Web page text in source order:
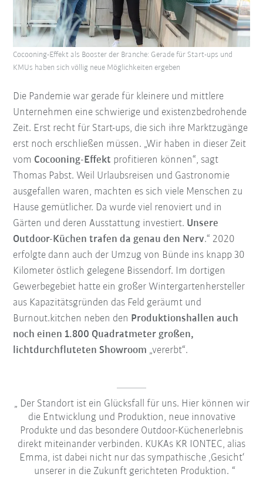
Die Pandemie war gerade für kleinere und mittlere
Unternehmen eine schwierige und existenzbedrohende
Zeit. Erst recht für Start-ups, die sich ihre Marktzugänge
erst noch erschließen müssen. „Wir haben in dieser Zeit
vom Cocooning-Effekt profitieren können“, sagt
Thomas Pabst. Weil Urlaubsreisen und Gastronomie
ausgefallen waren, machten es sich viele Menschen zu
Hause gemütlicher. Da wurde viel renoviert und in
Gärten und deren Ausstattung investiert. Unsere
Outdoor-Küchen trafen da genau den Nerv.“ 2020
erfolgte dann auch der Umzug von Bünde ins knapp 30
Kilometer östlich gelegene Bissendorf. Im dortigen
Gewerbegebiet hatte ein großer Wintergartenhersteller
aus Kapazitätsgründen das Feld geräumt und
Burnout.kitchen neben den Produktionshallen auch
noch einen 1.800 Quadratmeter großen,
lichtdurchfluteten Showroom „vererbt“.
Cocooning-Effekt als Booster der Branche: Gerade für Start-ups und
KMUs haben sich völlig neue Möglichkeiten ergeben
Der Standort ist ein Glücksfall für uns. Hier können wir
die Entwicklung und Produktion, neue innovative
Produkte und das besondere Outdoor-Küchenerlebnis
direkt miteinander verbinden. KUKAs KR IONTEC, alias
Emma, ist dabei nicht nur das sympathische ‚Gesicht‘
unserer in die Zukunft gerichteten Produktion.